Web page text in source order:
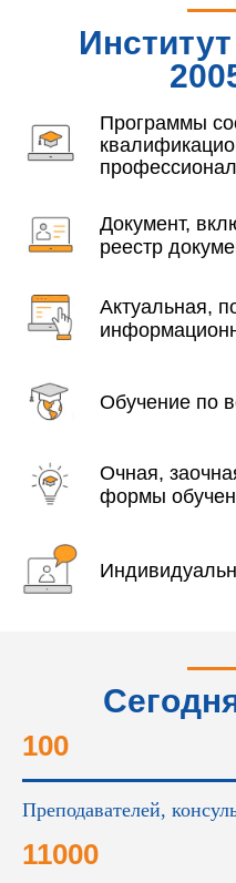
Программы
Документ,
реестр
Актуальная,
Обучение по
Очная,
формы
100
Преподавателей,
11000